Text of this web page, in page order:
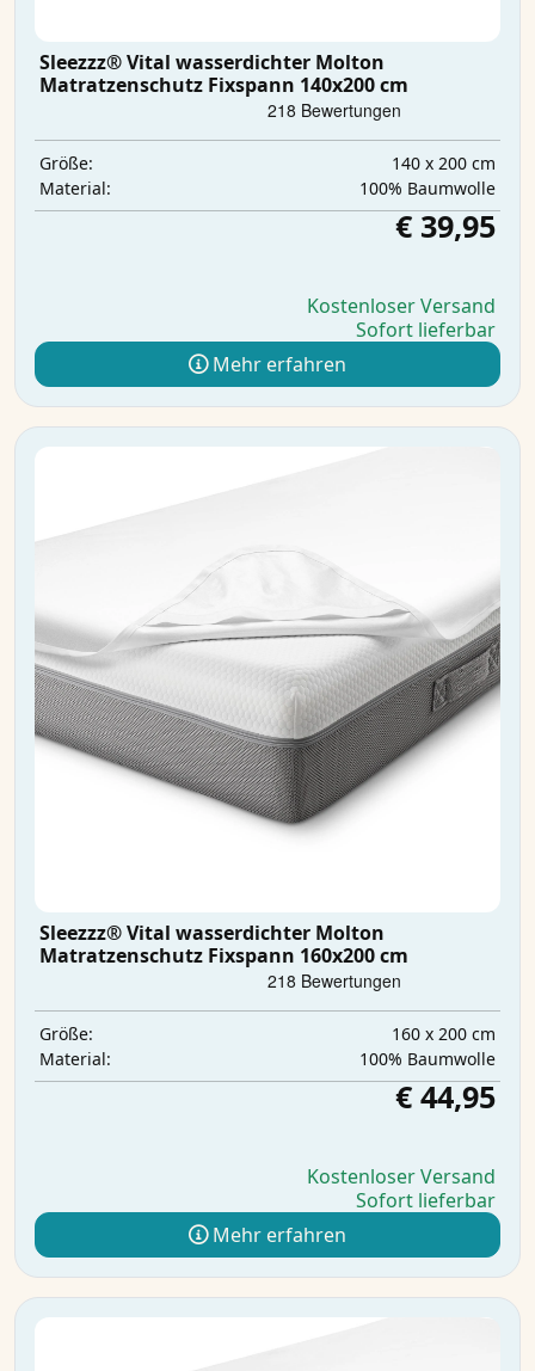
Sleezzz® Vital wasserdichter Molton
Matratzenschutz Fixspann 140x200 cm
Größe:
140 x 200 cm
Material:
100% Baumwolle
€ 39,95
Kostenloser Versand
Sofort lieferbar
Mehr erfahren
Sleezzz® Vital wasserdichter Molton
Matratzenschutz Fixspann 160x200 cm
Größe:
160 x 200 cm
Material:
100% Baumwolle
€ 44,95
Kostenloser Versand
Sofort lieferbar
Mehr erfahren